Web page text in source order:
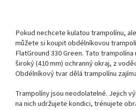
Pokud nechcete kulatou trampolínu,
můžete si koupit obdélníkovou
FlatGround 330 Green. Tato trampolína
široký (410 mm) ochranný okraj, z
Obdélníkový tvar dělá trampolínu
Trampolíny jsou neodolatelné. Jejich
na nich udržujete kondici, trénujete